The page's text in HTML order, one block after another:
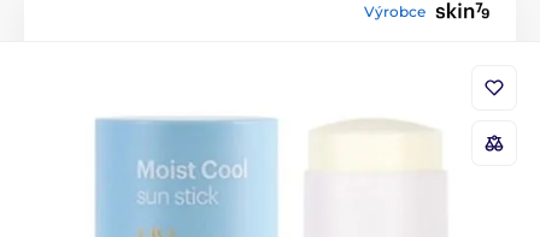
Výrobce